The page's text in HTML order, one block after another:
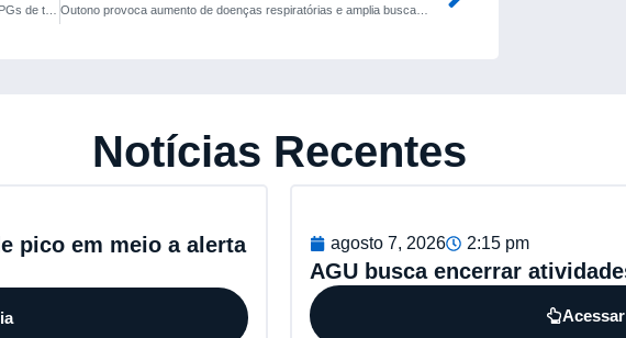
Outono provoca aumento de doenças respiratórias e amplia busca por prevenção no Hospital Santa Rita
Notícias Recentes
pico em meio a alerta
agosto 7, 2026 2:15 pm
AGU busca encerrar